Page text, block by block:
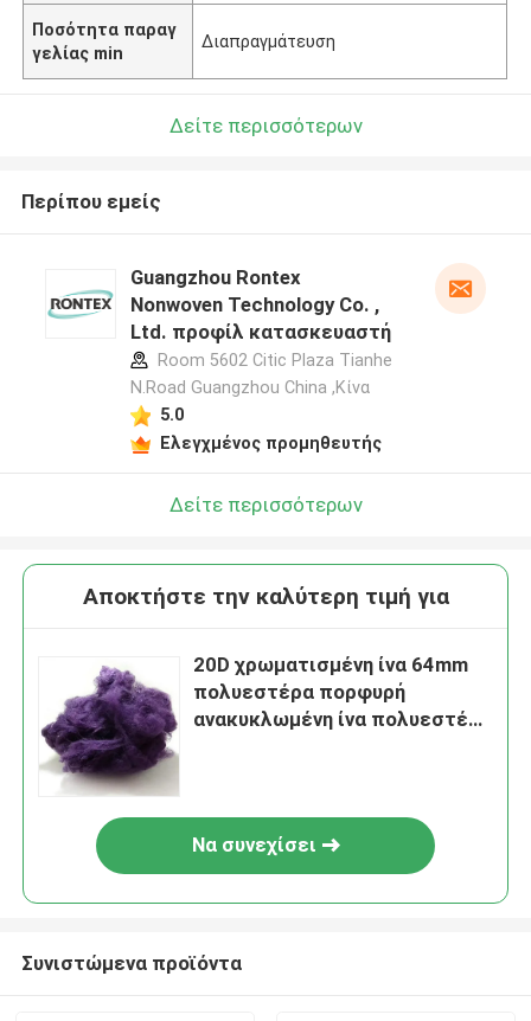
Ποσότητα παραγ
γελίας min
Διαπραγμάτευση
Δείτε περισσότερων
Περίπου εμείς
Guangzhou Rontex
Nonwoven Technology Co. ,
Ltd. προφίλ κατασκευαστή
Room 5602 Citic Plaza Tianhe
N.Road Guangzhou China ,Κίνα
5.0
Ελεγχμένος προμηθευτής
Δείτε περισσότερων
Αποκτήστε την καλύτερη τιμή για
20D χρωματισμένη ίνα 64mm
πολυεστέρα πορφυρή
ανακυκλωμένη ίνα πολυεστέρα
Να συνεχίσει
Συνιστώμενα προϊόντα